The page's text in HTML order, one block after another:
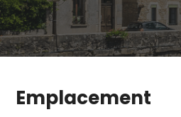
Emplacement